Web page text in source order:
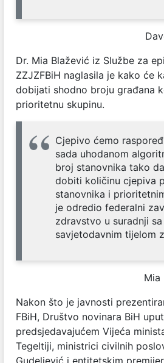
Dr. Mia Blažević iz Službe za
ZZJZFBiH naglasila je kako će
dobijati shodno broju građana
prioritetnu skupinu.
Cjepivo ćemo
sada uhodanom
broj stanovnika tako
dobiti količinu cjepiva
stanovnika i
je odredio federalni
zdravstvo u suradnji
savjetodavnim tijelom
Mia
Nakon što je javnosti
FBiH, Društvo novinara BiH
predsjedavajućem Vijeća
Tegeltiji, ministrici civilnih